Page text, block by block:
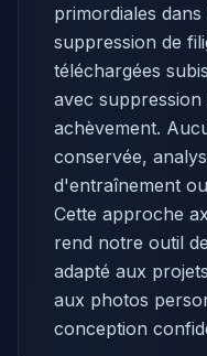
primordiales
suppression de
téléchargées
avec
achèvement.
conservée,
d'entraînement
Cette approche
rend notre outil
adapté aux
aux photos
conception